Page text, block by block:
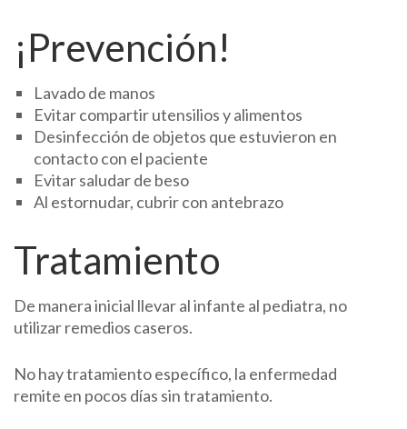
¡Prevención!
Lavado de manos
Evitar compartir utensilios y alimentos
Desinfección de objetos que estuvieron en
contacto con el paciente
Evitar saludar de beso
Al estornudar, cubrir con antebrazo
Tratamiento
De manera inicial llevar al infante al pediatra, no
utilizar remedios caseros.
No hay tratamiento específico, la enfermedad
remite en pocos días sin tratamiento.